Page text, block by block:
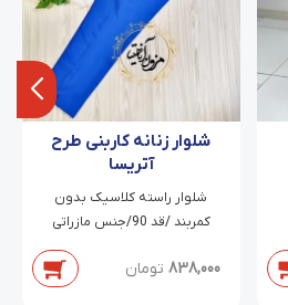
شلوار زنانه کاربنی طرح
آتریسا
شلوار راسته کلاسیک بدون
کمربند /قد 90/جنس مازراتی
838,000 تومان